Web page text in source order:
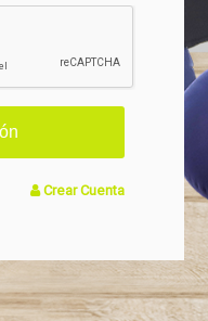
Crear Cuenta